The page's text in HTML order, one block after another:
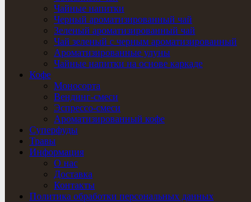
Чайные напитки
Черный ароматизированный чай
Зеленый ароматизированный чай
Чай зеленый с черным ароматизированный
Ароматизированные улуны
Чайные напитки на основе каркаде
Кофе
Моносорта
Вендинг-смеси
Эспрессо-смеси
Ароматизированный кофе
Суперфуды
Травы
Информация
О нас
Доставка
Контакты
Политика обработки персональных данных